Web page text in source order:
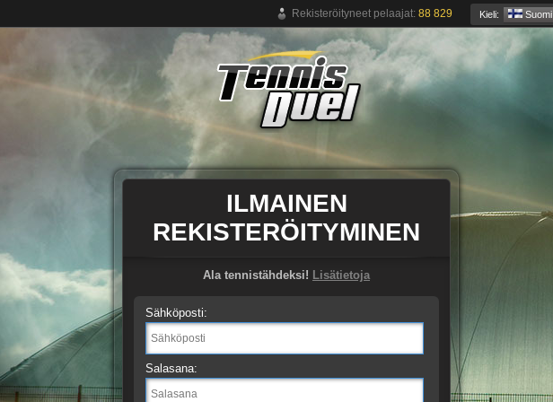
Rekisteröityneet pelaajat: 88 829 Kieli: Suomi
ILMAINEN
REKISTERÖITYMINEN
Ala tennistähdeksi! Lisätietoja
Sähköposti:
Salasana: